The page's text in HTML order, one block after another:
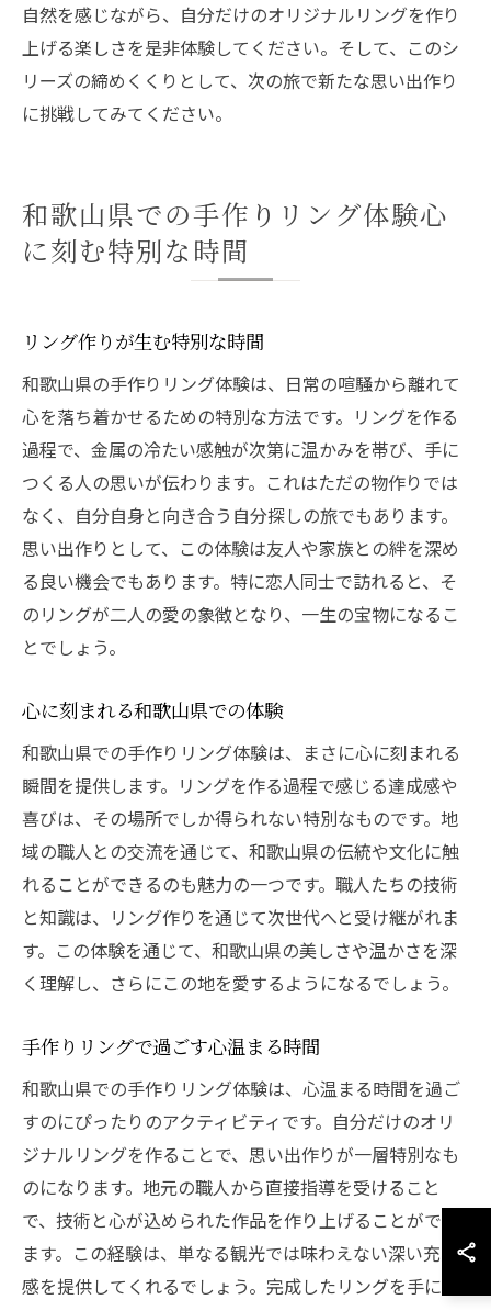
自然を感じながら、自分だけのオリジナルリングを作り
上げる楽しさを是非体験してください。そして、このシ
リーズの締めくくりとして、次の旅で新たな思い出作り
に挑戦してみてください。
和歌山県での手作りリング体験心
に刻む特別な時間
リング作りが生む特別な時間
和歌山県の手作りリング体験は、日常の喧騒から離れて
心を落ち着かせるための特別な方法です。リングを作る
過程で、金属の冷たい感触が次第に温かみを帯び、手に
つくる人の思いが伝わります。これはただの物作りでは
なく、自分自身と向き合う自分探しの旅でもあります。
思い出作りとして、この体験は友人や家族との絆を深め
る良い機会でもあります。特に恋人同士で訪れると、そ
のリングが二人の愛の象徴となり、一生の宝物になるこ
とでしょう。
心に刻まれる和歌山県での体験
和歌山県での手作りリング体験は、まさに心に刻まれる
瞬間を提供します。リングを作る過程で感じる達成感や
喜びは、その場所でしか得られない特別なものです。地
域の職人との交流を通じて、和歌山県の伝統や文化に触
れることができるのも魅力の一つです。職人たちの技術
と知識は、リング作りを通じて次世代へと受け継がれま
す。この体験を通じて、和歌山県の美しさや温かさを深
く理解し、さらにこの地を愛するようになるでしょう。
手作りリングで過ごす心温まる時間
和歌山県での手作りリング体験は、心温まる時間を過ご
すのにぴったりのアクティビティです。自分だけのオリ
ジナルリングを作ることで、思い出作りが一層特別なも
のになります。地元の職人から直接指導を受けること
で、技術と心が込められた作品を作り上げることができ
ます。この経験は、単なる観光では味わえない深い充実
感を提供してくれるでしょう。完成したリングを手にす